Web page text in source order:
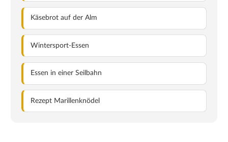
Käsebrot auf der Alm
Wintersport-Essen
Essen in einer Seilbahn
Rezept Marillenknödel